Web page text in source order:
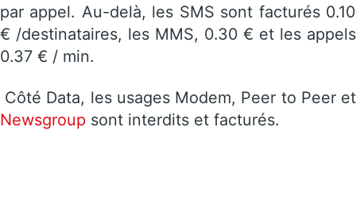
par appel. Au-delà, les SMS sont facturés 0.10
€ /destinataires, les MMS, 0.30 € et les appels
0.37 € / min.
Côté Data, les usages Modem, Peer to Peer et
Newsgroup sont interdits et facturés.